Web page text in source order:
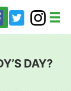
メ
DAY?